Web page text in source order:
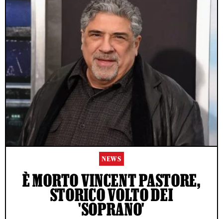
NEWS
È MORTO VINCENT PASTORE,
STORICO VOLTO DEI
'SOPRANO'